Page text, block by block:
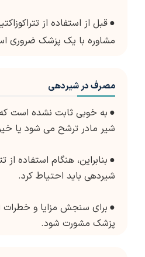
●قبل از استفاده از
مشاوره با یک پزشک ضروری
مصرف در شیردهی
● به خوبی ثابت نشده است که
شیر مادر ترشح می شود یا
● بنابراین، هنگام استفاده از
شیردهی باید احتیاط کرد.
● برای سنجش مزایا و خطرات
پزشک مشورت شود.